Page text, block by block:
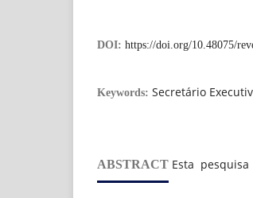
DOI: https://doi.org/10.48075/
Keywords: Secretário
ABSTRACT Esta